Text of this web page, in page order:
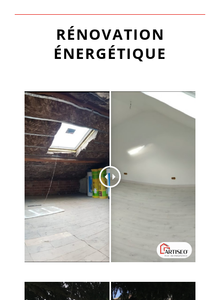
RÉNOVATION
ÉNERGÉTIQUE